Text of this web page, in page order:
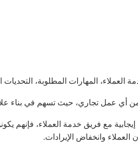
العملاء، المهارات المطلوبة،
أي عمل تجاري، حيث تسهم في بناء
مع فريق خدمة العملاء، فإنهم
وانخفاض الإيرادات.